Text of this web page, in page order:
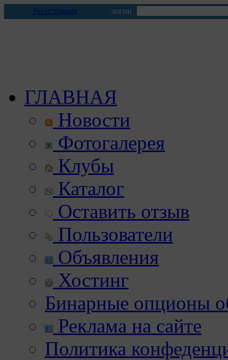
Регистрация логин
ГЛАВНАЯ
Новости
Фотогалерея
Клубы
Каталог
Оставить отзыв
Пользователи
Объявления
Хостинг
Бинарные опционы
Реклама на сайте
Политика